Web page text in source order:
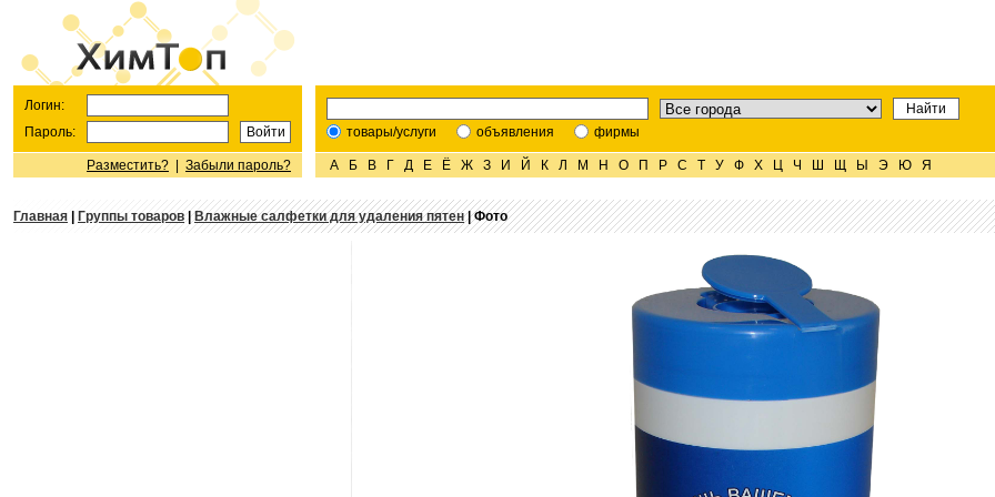
Логин:
Пароль:
Разместить? Забыли пароль?
товары/услуги объявления фирмы
А Б В Г Д Е Ё Ж З И Й К Л М Н О П Р С Т У Ф Х Ц Ч Ш Щ Ы Э Ю Я
Главная Группы товаров|Влажные салфетки для удаления пятен| Фото